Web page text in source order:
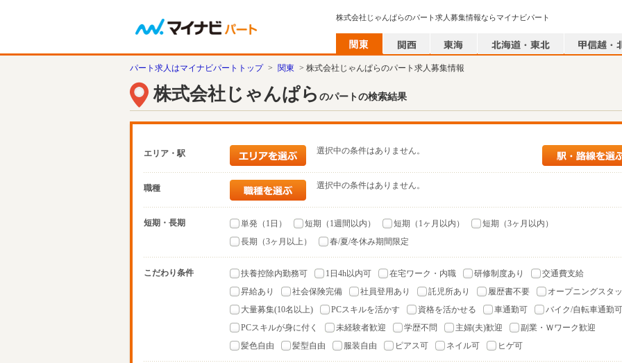
株式会社じゃんぱらのパート求人募集情報ならマイナビパート
パート求人はマイナビパートトップ > 関東 > 株式会社じゃんぱらのパート求人募集情報
株式会社じゃんぱら のパートの検索結果
エリア・駅 選択中の条件はありません。
職種 選択中の条件はありません。
短期・長期 単発（1日） 短期（1週間以内） 短期（1ヶ月以内）
短期（3ヶ月以内）
長期（3ヶ月以上）
春/夏/冬休み期間限定
こだわり条件 扶養控除内勤務可 1日4h以内可 在宅ワーク・内職 研修制度あり
交通費支給
昇給あり
社会保険完備 社員登用あり 託児所あり 履歴書不要
オープニングスタ
大量募集(10名以上)
PCスキルを活かす 資格を活かせる 車通勤可
バイク/自転車通勤可
PCスキルが身に付く
未経験者歓迎 学歴不問 主婦(夫)歓迎
副業・Ｗワーク歓迎
髪色自由
髪型自由 服装自由 ピアス可 ネイル可 ヒゲ可